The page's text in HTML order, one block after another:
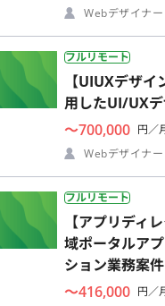
Webデザイナ
フルリモート
【UIUXデザ
用したUI/UX
〜700,000 円／
Webデザイナ
フルリモート
【アプリディ
域ポータルア
ション業務案件
〜416,000 円／